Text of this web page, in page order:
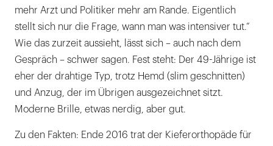
mehr Arzt und Politiker mehr am Rande. Eigentlich
stellt sich nur die Frage, wann man was intensiver tut.“
Wie das zurzeit aussieht, lässt sich – auch nach dem
Gespräch – schwer sagen. Fest steht: Der 49-Jährige ist
eher der drahtige Typ, trotz Hemd (slim geschnitten)
und Anzug, der im Übrigen ausgezeichnet sitzt.
Moderne Brille, etwas nerdig, aber gut.
Zu den Fakten: Ende 2016 trat der Kieferorthopäde für